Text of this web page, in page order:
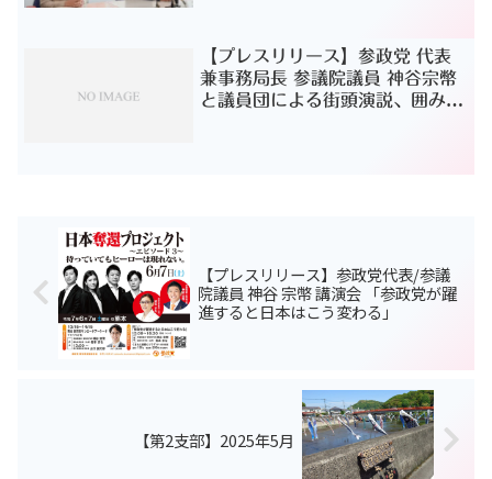
【プレスリリース】参政党 代表
兼事務局⻑ 参議院議員 神⾕宗幣
と議員団による街頭演説、囲み取
【プレスリリース】参政党代表/参議
院議員 神谷 宗幣 講演会 「参政党が躍
進すると日本はこう変わる」
【第2支部】2025年5月